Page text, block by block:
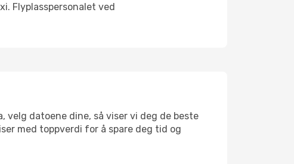
Flyplasspersonalet ved
velg datoene dine, så viser vi deg de beste
med toppverdi for å spare deg tid og